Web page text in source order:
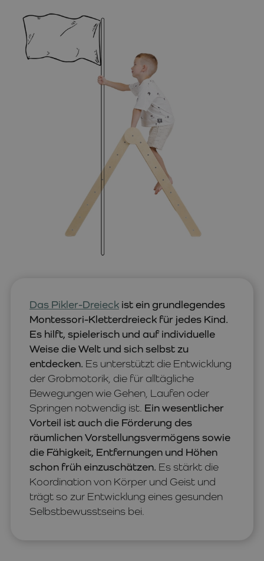
Das Pikler-Dreieck ist ein grundlegendes
Montessori-Kletterdreieck für jedes Kind.
Es hilft, spielerisch und auf individuelle
Weise die Welt und sich selbst zu
entdecken. Es unterstützt die Entwicklung
der Grobmotorik, die für alltägliche
Bewegungen wie Gehen, Laufen oder
Springen notwendig ist. Ein wesentlicher
Vorteil ist auch die Förderung des
räumlichen Vorstellungsvermögens sowie
die Fähigkeit, Entfernungen und Höhen
schon früh einzuschätzen. Es stärkt die
Koordination von Körper und Geist und
trägt so zur Entwicklung eines gesunden
Selbstbewusstseins bei.